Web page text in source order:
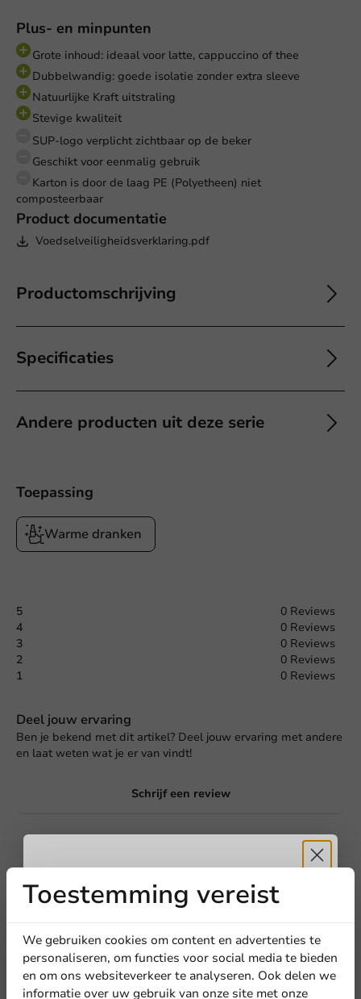
Plus- en minpunten
Grote inhoud: ideaal voor latte, cappuccino of thee
Dubbelwandig: goede isolatie zonder extra sleeve
Natuurlijke Kraft uitstraling
Stevige kwaliteit
SUP-logo verplicht zichtbaar op de beker
Geschikt voor eenmalig gebruik
Karton is door de laag PE (Polyetheen) niet
composteerbaar
Product documentatie
Voedselveiligheidsverklaring.pdf
Productomschrijving
Specificaties
Andere producten uit deze serie
Toepassing
Warme dranken
5
0 Reviews
4
0 Reviews
3
0 Reviews
2
0 Reviews
1
0 Reviews
Deel jouw ervaring
Ben je bekend met dit artikel? Deel jouw ervaring met andere
en laat weten wat je er van vindt!
Schrijf een review
Schrijf de eerste review
Toestemming vereist
We gebruiken cookies om content en advertenties te
personaliseren, om functies voor social media te bieden
en om ons websiteverkeer te analyseren. Ook delen we
informatie over uw gebruik van onze site met onze
Ontvang5%
korting
Meld je aan voor onze